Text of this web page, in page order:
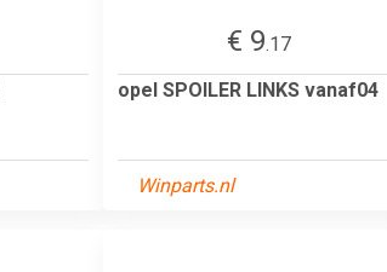
€ 9.17
opel SPOILER LINKS vanaf04
Winparts.nl